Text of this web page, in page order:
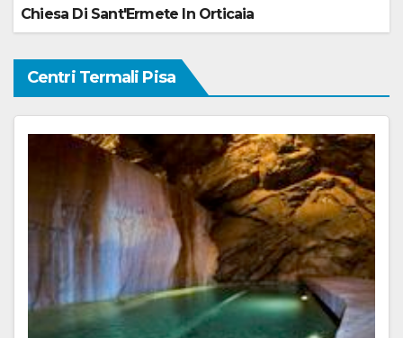
Chiesa Di Sant'Ermete In Orticaia
Centri Termali Pisa